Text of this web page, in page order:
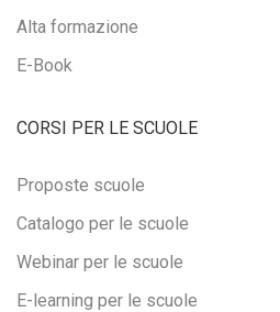
Alta formazione
E-Book
CORSI PER LE SCUOLE
Proposte scuole
Catalogo per le scuole
Webinar per le scuole
E-learning per le scuole